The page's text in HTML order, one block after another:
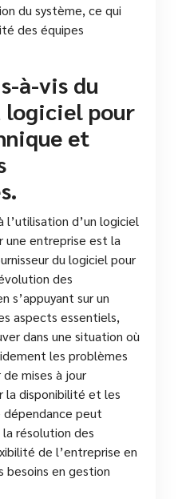
du système, ce qui
des équipes
à-vis du
logiciel pour
et
l’utilisation d’un logiciel
entreprise est la
du logiciel pour
des
s’appuyant sur un
aspects essentiels,
dans une situation où
les problèmes
mises à jour
disponibilité et les
dépendance peut
résolution des
de l’entreprise en
besoins en gestion